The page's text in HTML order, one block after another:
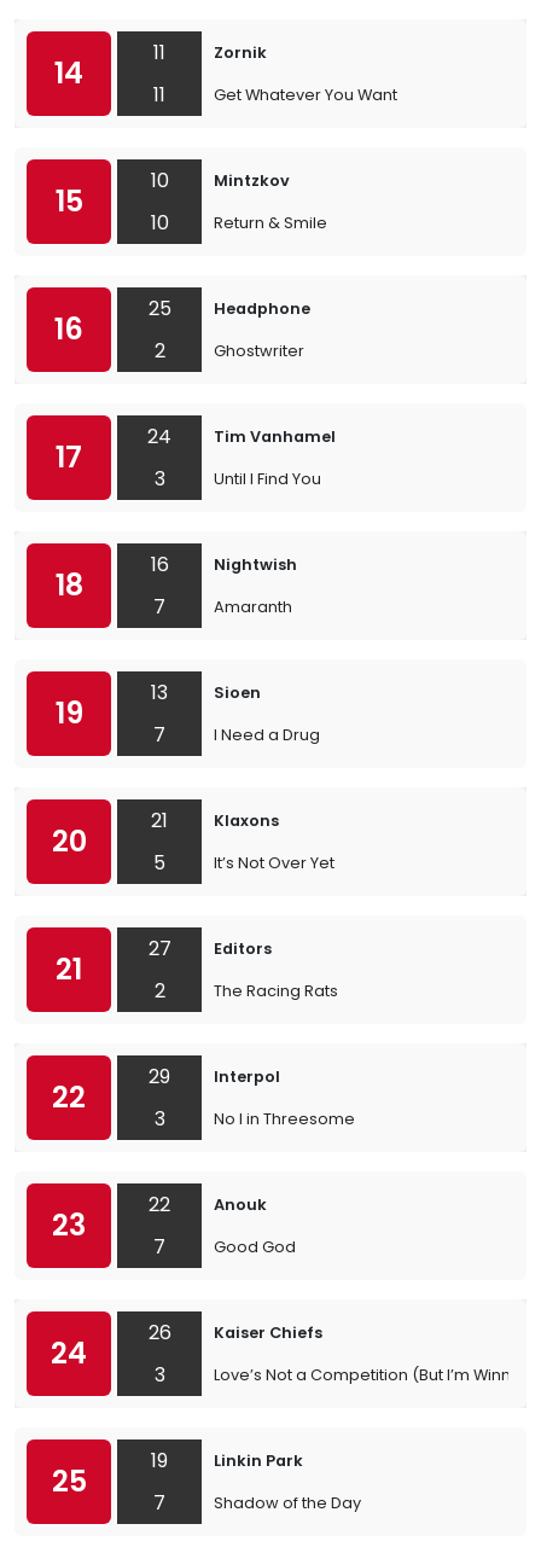
14
11
11
Zornik
Get Whatever You Want
15
10
10
Mintzkov
Return & Smile
16
25
2
Headphone
Ghostwriter
17
24
3
Tim Vanhamel
Until I Find You
18
16
7
Nightwish
Amaranth
19
13
7
Sioen
I Need a Drug
20
21
5
Klaxons
It’s Not Over Yet
21
27
2
Editors
The Racing Rats
22
29
3
Interpol
No I in Threesome
23
22
7
Anouk
Good God
24
26
3
Kaiser Chiefs
Love’s Not a Competition (But I’m Winning)
25
19
7
Linkin Park
Shadow of the Day